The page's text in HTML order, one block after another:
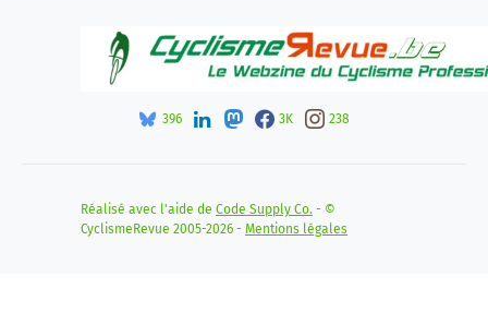
396 3K 238
Réalisé avec l'aide de Code Supply Co. - ©
CyclismeRevue 2005-2026 - Mentions légales